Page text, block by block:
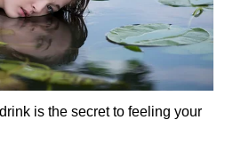
is the secret to feeling your